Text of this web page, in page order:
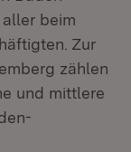
beim
Zur
zählen
und mittlere